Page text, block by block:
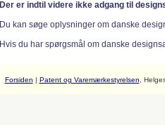
Der er indtil videre ikke adgang til
Du kan søge oplysninger om danske
Hvis du har spørgsmål om danske
Forsiden | Patent og Varemærkestyrelsen ,